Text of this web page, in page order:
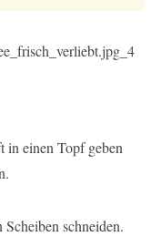
in einen Topf geben
schneiden.